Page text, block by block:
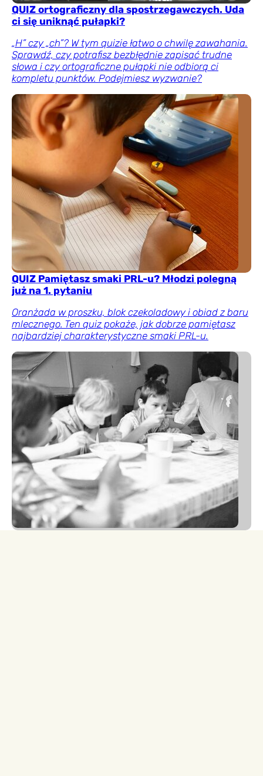
QUIZ ortograficzny dla spostrzegawczych. Uda
ci się uniknąć pułapki?
„H” czy „ch”? W tym quizie łatwo o chwilę zawahania.
Sprawdź, czy potrafisz bezbłędnie zapisać trudne
słowa i czy ortograficzne pułapki nie odbiorą ci
kompletu punktów. Podejmiesz wyzwanie?
QUIZ Pamiętasz smaki PRL-u? Młodzi polegną
już na 1. pytaniu
Oranżada w proszku, blok czekoladowy i obiad z baru
mlecznego. Ten quiz pokaże, jak dobrze pamiętasz
najbardziej charakterystyczne smaki PRL-u.